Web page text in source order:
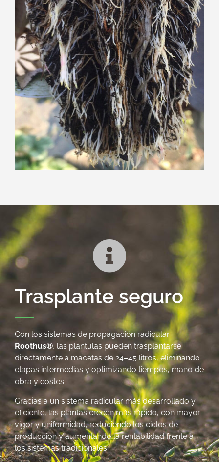
Trasplante seguro
Con los sistemas de propagación radicular
Roothus®, las plántulas pueden trasplantarse
directamente a macetas de 24–45 litros, eliminando
etapas intermedias y optimizando tiempos, mano de
obra y costes.
Gracias a un sistema radicular más desarrollado y
eficiente, las plantas crecen más rápido, con mayor
vigor y uniformidad, reduciendo los ciclos de
producción y aumentando la rentabilidad frente a
los sistemas tradicionales.